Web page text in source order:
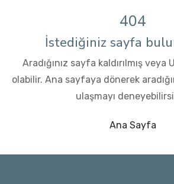
404
İstediğiniz sayfa
Aradığınız sayfa kaldırılmış
olabilir. Ana sayfaya dönerek
ulaşmayı
Ana Sayfa